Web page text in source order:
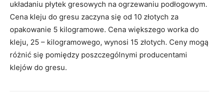
układaniu płytek gresowych na ogrzewaniu podłogowym.
Cena kleju do gresu zaczyna się od 10 złotych za
opakowanie 5 kilogramowe. Cena większego worka do
kleju, 25 – kilogramowego, wynosi 15 złotych. Ceny mogą
różnić się pomiędzy poszczególnymi producentami
klejów do gresu.